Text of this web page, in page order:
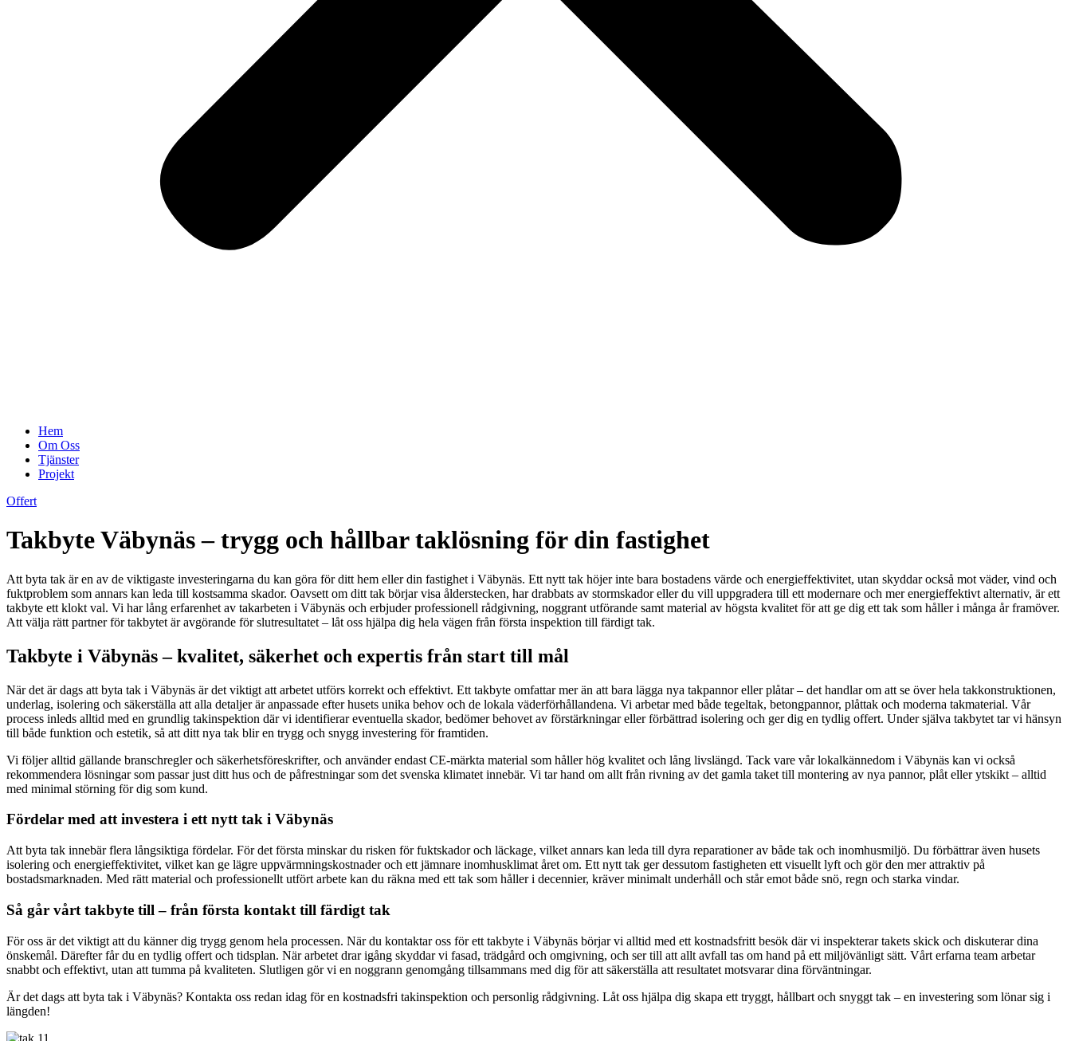
Hem
Om Oss
Tjänster
Projekt
Offert
Takbyte Väbynäs – trygg och hållbar taklösning för din fastighet
Att byta tak är en av de viktigaste investeringarna du kan göra för ditt hem eller din fastighet i Väbynäs. Ett nytt tak höjer inte bara bostadens värde och energieffektivitet, utan skyddar också mot väder, vind och
fuktproblem som annars kan leda till kostsamma skador. Oavsett om ditt tak börjar visa ålderstecken, har drabbats av stormskador eller du vill uppgradera till ett modernare och mer energieffektivt alternativ, är ett
takbyte ett klokt val. Vi har lång erfarenhet av takarbeten i Väbynäs och erbjuder professionell rådgivning, noggrant utförande samt material av högsta kvalitet för att ge dig ett tak som håller i många år framöver.
Att välja rätt partner för takbytet är avgörande för slutresultatet – låt oss hjälpa dig hela vägen från första inspektion till färdigt tak.
Takbyte i Väbynäs – kvalitet, säkerhet och expertis från start till mål
När det är dags att byta tak i Väbynäs är det viktigt att arbetet utförs korrekt och effektivt. Ett takbyte omfattar mer än att bara lägga nya takpannor eller plåtar – det handlar om att se över hela takkonstruktionen,
underlag, isolering och säkerställa att alla detaljer är anpassade efter husets unika behov och de lokala väderförhållandena. Vi arbetar med både tegeltak, betongpannor, plåttak och moderna takmaterial. Vår
process inleds alltid med en grundlig takinspektion där vi identifierar eventuella skador, bedömer behovet av förstärkningar eller förbättrad isolering och ger dig en tydlig offert. Under själva takbytet tar vi hänsyn
till både funktion och estetik, så att ditt nya tak blir en trygg och snygg investering för framtiden.
Vi följer alltid gällande branschregler och säkerhetsföreskrifter, och använder endast CE-märkta material som håller hög kvalitet och lång livslängd. Tack vare vår lokalkännedom i Väbynäs kan vi också
rekommendera lösningar som passar just ditt hus och de påfrestningar som det svenska klimatet innebär. Vi tar hand om allt från rivning av det gamla taket till montering av nya pannor, plåt eller ytskikt – alltid
med minimal störning för dig som kund.
Fördelar med att investera i ett nytt tak i Väbynäs
Att byta tak innebär flera långsiktiga fördelar. För det första minskar du risken för fuktskador och läckage, vilket annars kan leda till dyra reparationer av både tak och inomhusmiljö. Du förbättrar även husets
isolering och energieffektivitet, vilket kan ge lägre uppvärmningskostnader och ett jämnare inomhusklimat året om. Ett nytt tak ger dessutom fastigheten ett visuellt lyft och gör den mer attraktiv på
bostadsmarknaden. Med rätt material och professionellt utfört arbete kan du räkna med ett tak som håller i decennier, kräver minimalt underhåll och står emot både snö, regn och starka vindar.
Så går vårt takbyte till – från första kontakt till färdigt tak
För oss är det viktigt att du känner dig trygg genom hela processen. När du kontaktar oss för ett takbyte i Väbynäs börjar vi alltid med ett kostnadsfritt besök där vi inspekterar takets skick och diskuterar dina
önskemål. Därefter får du en tydlig offert och tidsplan. När arbetet drar igång skyddar vi fasad, trädgård och omgivning, och ser till att allt avfall tas om hand på ett miljövänligt sätt. Vårt erfarna team arbetar
snabbt och effektivt, utan att tumma på kvaliteten. Slutligen gör vi en noggrann genomgång tillsammans med dig för att säkerställa att resultatet motsvarar dina förväntningar.
Är det dags att byta tak i Väbynäs? Kontakta oss redan idag för en kostnadsfri takinspektion och personlig rådgivning. Låt oss hjälpa dig skapa ett tryggt, hållbart och snyggt tak – en investering som lönar sig i
längden!